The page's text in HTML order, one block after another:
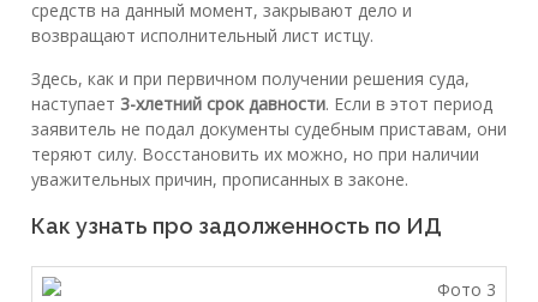
средств на данный момент, закрывают дело и
возвращают исполнительный лист истцу.
Здесь, как и при первичном получении решения суда,
наступает 3-хлетний срок давности. Если в этот период
заявитель не подал документы судебным приставам, они
теряют силу. Восстановить их можно, но при наличии
уважительных причин, прописанных в законе.
Как узнать про задолженность по ИД